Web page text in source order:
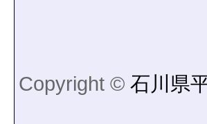
Copyright © 石川県